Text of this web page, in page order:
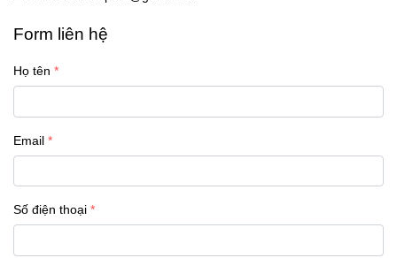
Form liên hệ
Họ tên
Email
Số điện thoại